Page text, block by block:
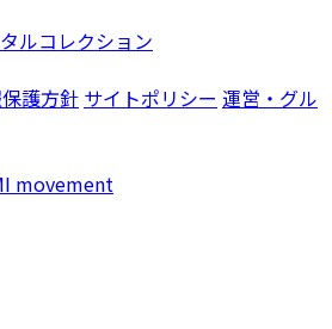
ルコレクション
護方針 サイトポリシー 運営・グル
movement